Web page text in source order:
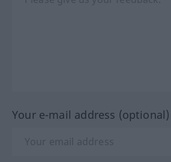
Your e-mail address (optional)